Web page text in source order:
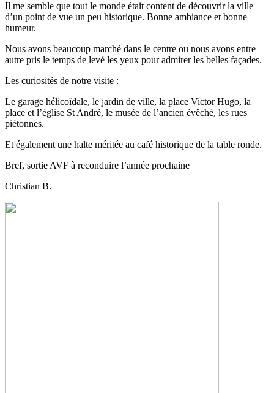
Il me semble que tout le monde était content de découvrir la ville
d’un point de vue un peu historique. Bonne ambiance et bonne
humeur.
Nous avons beaucoup marché dans le centre ou nous avons entre
autre pris le temps de levé les yeux pour admirer les belles façades.
Les curiosités de notre visite :
Le garage hélicoïdale, le jardin de ville, la place Victor Hugo, la
place et l’église St André, le musée de l’ancien évêché, les rues
piétonnes.
Et également une halte méritée au café historique de la table ronde.
Bref, sortie AVF à reconduire l’année prochaine
Christian B.